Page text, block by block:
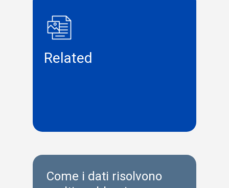
Related
Come i dati risolvono